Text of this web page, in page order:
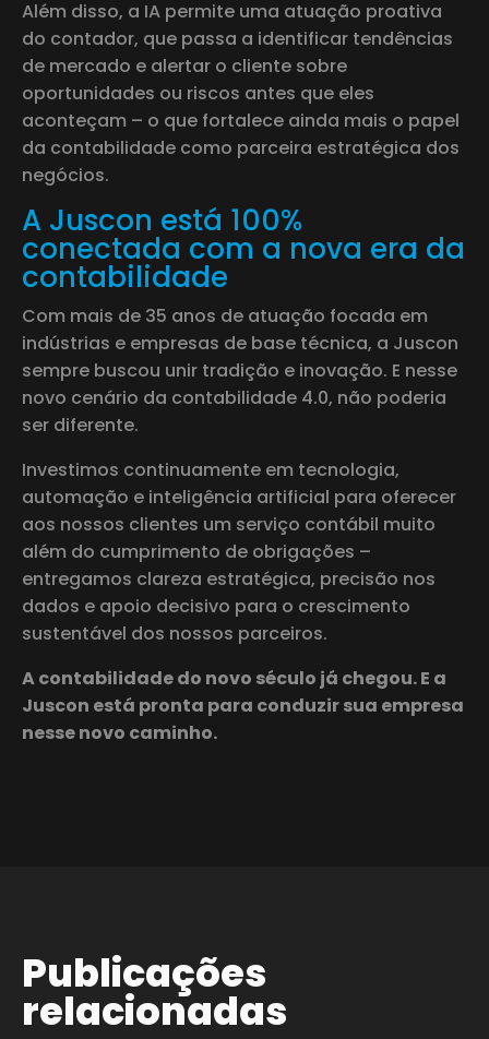
Além disso, a IA permite uma atuação proativa
do contador, que passa a identificar tendências
de mercado e alertar o cliente sobre
oportunidades ou riscos antes que eles
aconteçam – o que fortalece ainda mais o papel
da contabilidade como parceira estratégica dos
negócios.
A Juscon está 100%
conectada com a nova era da
contabilidade
Com mais de 35 anos de atuação focada em
indústrias e empresas de base técnica, a Juscon
sempre buscou unir tradição e inovação. E nesse
novo cenário da contabilidade 4.0, não poderia
ser diferente.
Investimos continuamente em tecnologia,
automação e inteligência artificial para oferecer
aos nossos clientes um serviço contábil muito
além do cumprimento de obrigações –
entregamos clareza estratégica, precisão nos
dados e apoio decisivo para o crescimento
sustentável dos nossos parceiros.
A contabilidade do novo século já chegou. E a
Juscon está pronta para conduzir sua empresa
nesse novo caminho.
Publicações
relacionadas